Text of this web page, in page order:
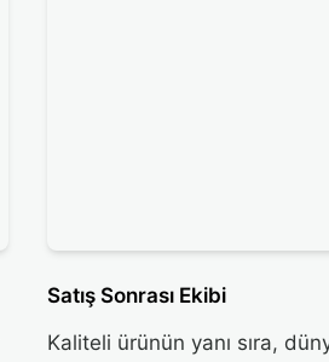
Satış Sonrası Ekibi
Kaliteli ürünün yanı sıra,